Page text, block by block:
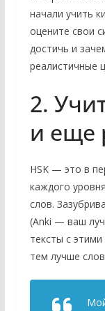
начали учить
оцените свои
достичь и
реалистичные
2.
и еще
HSK — это в
каждого
слов.
(Anki — ваш
тексты с
тем лучше